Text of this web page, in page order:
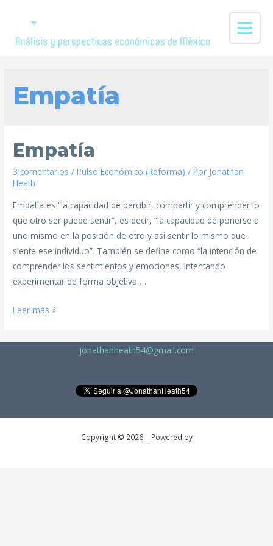
Empatía
Empatía
3 comentarios /Pulso Económico (Reforma) / Por Jonathan
Heath
Empatía es “la capacidad de percibir, compartir y comprender lo
que otro ser puede sentir”, es decir, “la capacidad de ponerse a
uno mismo en la posición de otro y así sentir lo mismo que
siente ese individuo”. También se define como “la intención de
comprender los sentimientos y emociones, intentando
experimentar de forma objetiva …
Leer más »
jonathanheath54@gmail.com
Copyright © 2026 | Powered by